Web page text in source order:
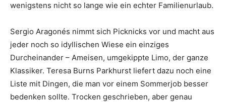
wenigstens nicht so lange wie ein echter Familienurlaub.
Sergio Aragonés nimmt sich Picknicks vor und macht aus
jeder noch so idyllischen Wiese ein einziges
Durcheinander – Ameisen, umgekippte Limo, der ganze
Klassiker. Teresa Burns Parkhurst liefert dazu noch eine
Liste mit Dingen, die man vor einem Sommerjob besser
bedenken sollte. Trocken geschrieben, aber genau